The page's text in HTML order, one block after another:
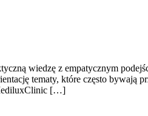
wiedzę z empatycznym
tematy, które często bywają
[…]